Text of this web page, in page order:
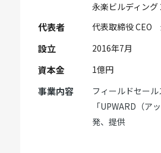
永楽ビルディング
代表者 代表取締役 CEO
設立 2016年7月
資本金 1億円
事業内容
フィールドセー
「UPWARD（ア
発、提供